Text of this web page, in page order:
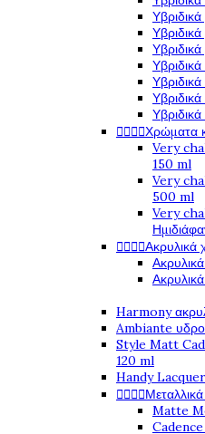
Χρώματα
Very
150 ml
Very
500 ml
Very

Harmony
Ambiante
Style Matt
120 ml
Handy

Matte